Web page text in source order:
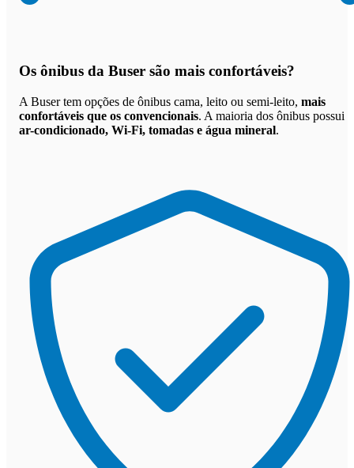
Os ônibus da Buser são mais confortáveis?
A Buser tem opções de ônibus cama, leito ou semi-leito, mais
confortáveis que os convencionais. A maioria dos ônibus possui
ar-condicionado, Wi-Fi, tomadas e água mineral.